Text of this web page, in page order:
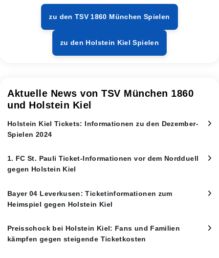
zu den TSV 1860 München Spielen
zu den Holstein Kiel Spielen
Aktuelle News von TSV München 1860
und Holstein Kiel
Holstein Kiel Tickets: Informationen zu den Dezember-
Spielen 2024
1. FC St. Pauli Ticket-Informationen vor dem Nordduell
gegen Holstein Kiel
Bayer 04 Leverkusen: Ticketinformationen zum
Heimspiel gegen Holstein Kiel
Preisschock bei Holstein Kiel: Fans und Familien
kämpfen gegen steigende Ticketkosten